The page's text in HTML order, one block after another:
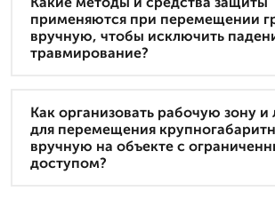
применяются при перемещении
вручную, чтобы исключить
травмирование?
Как организовать рабочую зону и
для перемещения
вручную на объекте с
доступом?